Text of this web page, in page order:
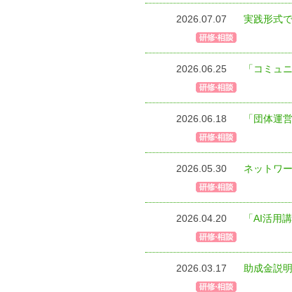
2026.07.07 実践形式
2026.06.25 「コミュ
2026.06.18 「団体運
2026.05.30 ネットワ
2026.04.20 「AI活用
2026.03.17 助成金説